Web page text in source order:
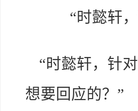
“时懿轩，
“时懿轩，针
想要回应的？”